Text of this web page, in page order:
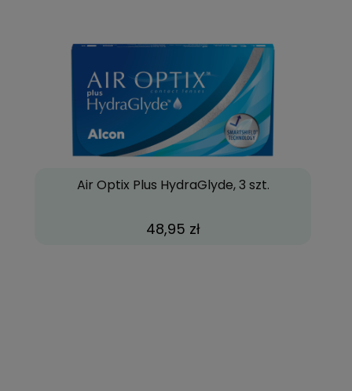
Air Optix Plus HydraGlyde, 3 szt.
48,95 zł